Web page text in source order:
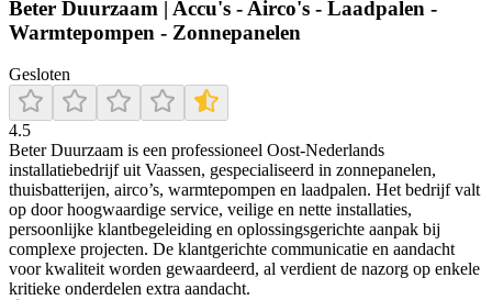
Beter Duurzaam | Accu's - Airco's - Laadpalen -
Warmtepompen - Zonnepanelen
Gesloten
4.5
Beter Duurzaam is een professioneel Oost-Nederlands
installatiebedrijf uit Vaassen, gespecialiseerd in zonnepanelen,
thuisbatterijen, airco’s, warmtepompen en laadpalen. Het bedrijf valt
op door hoogwaardige service, veilige en nette installaties,
persoonlijke klantbegeleiding en oplossingsgerichte aanpak bij
complexe projecten. De klantgerichte communicatie en aandacht
voor kwaliteit worden gewaardeerd, al verdient de nazorg op enkele
kritieke onderdelen extra aandacht.